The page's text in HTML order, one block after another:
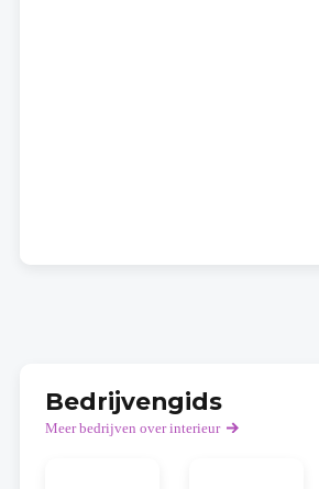
Bedrijvengids
Meer bedrijven over interieur